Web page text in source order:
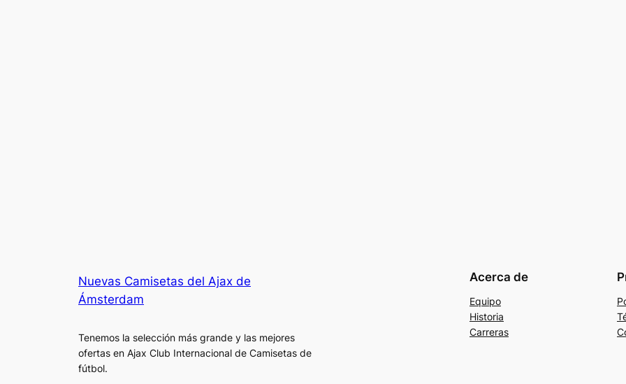
Nuevas Camisetas del Ajax de
Ámsterdam
Tenemos la selección más grande y las mejores
ofertas en Ajax Club Internacional de Camisetas de
fútbol.
Acerca de
Equipo
Historia
Carreras